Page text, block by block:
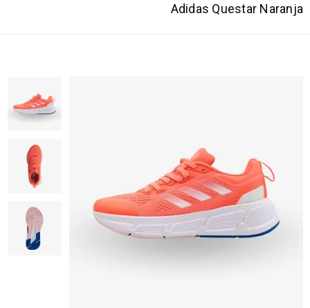
Adidas Questar Naranja